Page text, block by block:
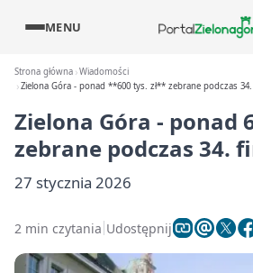
MENU
Strona główna Wiadomości
Zielona Góra - ponad **600 tys. zł** zebrane podczas 34.
Zielona Góra - ponad
zebrane podczas 34.
27 stycznia 2026
2 min czytania Udostępnij